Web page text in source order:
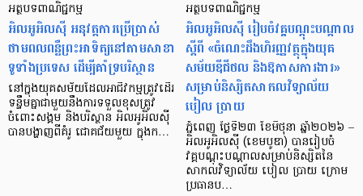
អត្ថបទពាណិជ្ជកម្ម
អិលអូអិលស៊ី អនុវត្តការប្រើប្រាស់
ថាមពលពន្លឺព្រះអាទិត្យនៅតាមសាខា
ទូទាំងប្រទេស ដើម្បីគាំទ្របរិស្ថាន
នៅក្នុងយុគសម័យដែលអាជីវកម្មត្រូវដើរ
ទន្ទឹមគ្នាជាមួយនឹងការទទួលខុសត្រូវ
ចំពោះសង្គម និងបរិស្ថាន អិលអូអិលស៊ី
បានបង្ហាញពីគំរូ ជោគជ័យមួយ ក្នុងក…
អត្ថបទពាណិជ្ជកម្ម
អិលអូអិលស៊ី រៀបចំវគ្គបណ្តុះបណ្តាល
ស្តីពី «ចំណេះដឹងហិរញ្ញវត្ថុក្នុងយុគ
សម័យឌីជីថល និងឱកាសការងារ»
សម្រាប់និស្សិតសាកលវិទ្យាល័យ
បៀល ប្រាយ
ភ្នំពេញ ថ្ងៃទី២៣ ខែមិថុនា ឆ្នាំ២០២៦ –
អិលអូអិលស៊ី (ខេមបូឌា) បានរៀបចំ
វគ្គបណ្តុះបណ្តាលសម្រាប់និស្សិតនៃ
សាកលវិទ្យាល័យ បៀល ប្រាយ ក្រោម
ប្រធានប…